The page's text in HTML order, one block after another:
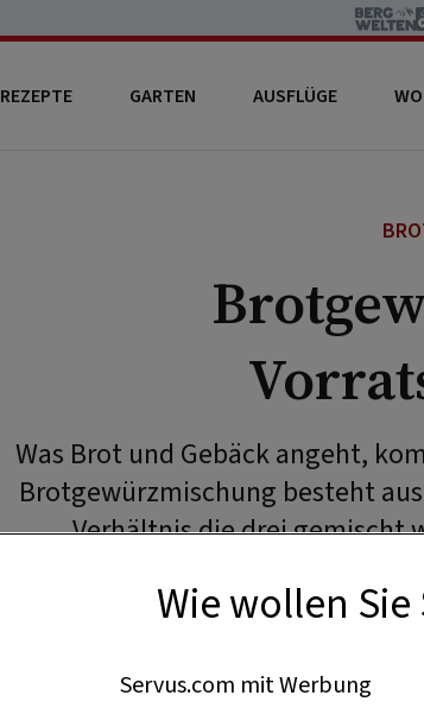
REZEPTE GARTEN AUSFLÜGE
Was Brot und Gebäck angeht,
Brotgewürzmischung besteht
Verhältnis die drei gemischt
Wie wollen
Servus.com mit Werbung